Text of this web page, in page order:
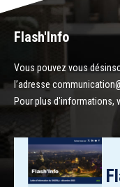
Flash'Info
Vous pouvez vous
l’adresse
Pour plus d'informations,